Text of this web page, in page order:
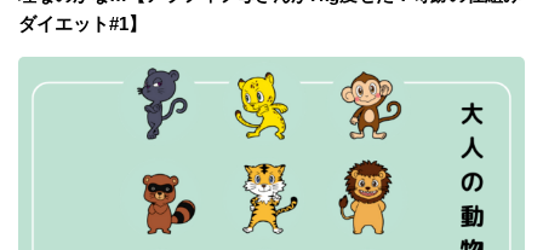
ダイエット#1】